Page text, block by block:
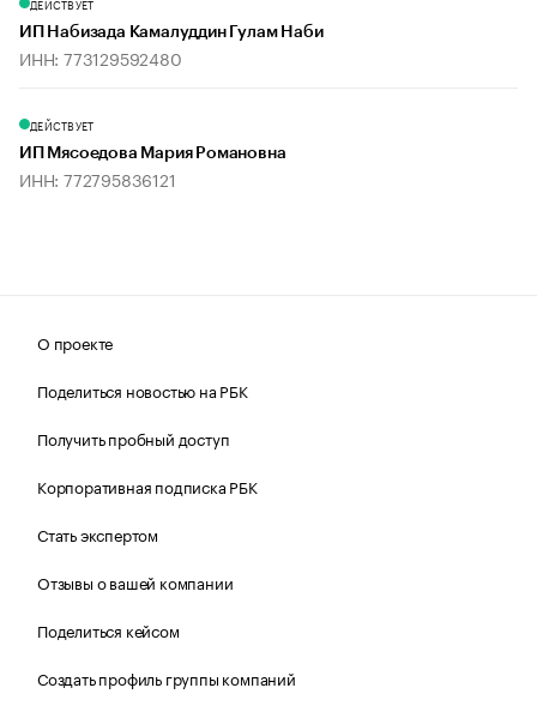
ДЕЙСТВУЕТ
ИП Набизада Камалуддин Гулам Наби
ИНН: 773129592480
ДЕЙСТВУЕТ
ИП Мясоедова Мария Романовна
ИНН: 772795836121
О проекте
Поделиться новостью на РБК
Получить пробный доступ
Корпоративная подписка РБК
Стать экспертом
Отзывы о вашей компании
Поделиться кейсом
Создать профиль группы компаний